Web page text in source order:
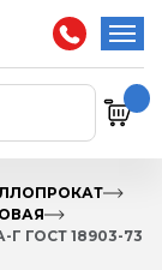
ГОСТ 18903-73